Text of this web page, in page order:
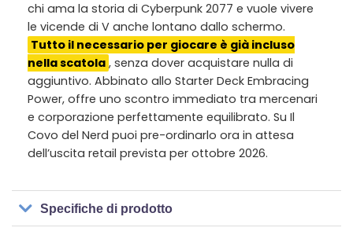
chi ama la storia di Cyberpunk 2077 e vuole vivere
le vicende di V anche lontano dallo schermo.
Tutto il necessario per giocare è già incluso
nella scatola , senza dover acquistare nulla di
aggiuntivo. Abbinato allo Starter Deck Embracing
Power, offre uno scontro immediato tra mercenari
e corporazione perfettamente equilibrato. Su Il
Covo del Nerd puoi pre-ordinarlo ora in attesa
dell’uscita retail prevista per ottobre 2026.
Specifiche di prodotto